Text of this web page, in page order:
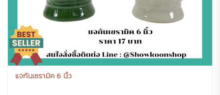
แจกันเซรามิค 6 นิ้ว